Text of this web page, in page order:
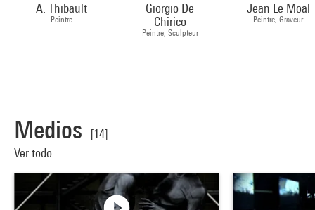
A. Thibault
Peintre
Giorgio De
Chirico
Peintre, Sculpteur
Jean Le Moal
Peintre, Graveur
Medios
[14]
Ver todo